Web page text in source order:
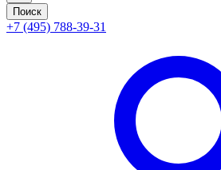
Поиск
+7 (495) 788-39-31